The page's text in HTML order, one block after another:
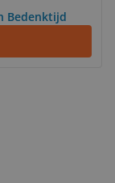
Bedenktijd